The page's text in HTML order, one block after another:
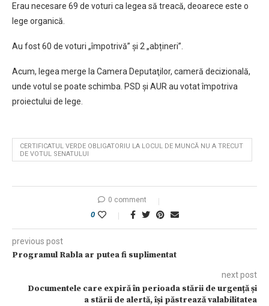
Erau necesare 69 de voturi ca legea să treacă, deoarece este o
lege organică.
Au fost 60 de voturi „împotrivă” și 2 „abțineri”.
Acum, legea merge la Camera Deputaţilor, cameră decizională,
unde votul se poate schimba. PSD și AUR au votat împotriva
proiectului de lege.
CERTIFICATUL VERDE OBLIGATORIU LA LOCUL DE MUNCĂ NU A TRECUT
DE VOTUL SENATULUI
0 comment
0
previous post
Programul Rabla ar putea fi suplimentat
next post
Documentele care expiră în perioada stării de urgență și
a stării de alertă, își păstrează valabilitatea